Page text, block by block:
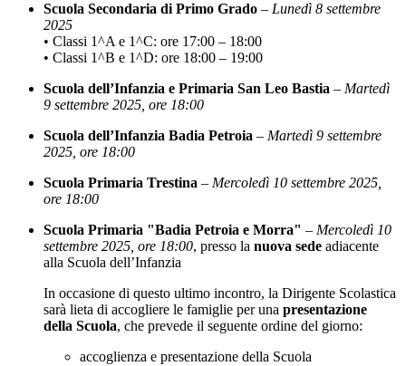
Scuola Secondaria di Primo Grado – Lunedì 8 settembre
2025
• Classi 1^A e 1^C: ore 17:00 – 18:00
• Classi 1^B e 1^D: ore 18:00 – 19:00
Scuola dell’Infanzia e Primaria San Leo Bastia – Martedì
9 settembre 2025, ore 18:00
Scuola dell’Infanzia Badia Petroia – Martedì 9 settembre
2025, ore 18:00
Scuola Primaria Trestina – Mercoledì 10 settembre 2025,
ore 18:00
Scuola Primaria "Badia Petroia e Morra" – Mercoledì 10
settembre 2025, ore 18:00, presso la nuova sede adiacente
alla Scuola dell’Infanzia
In occasione di questo ultimo incontro, la Dirigente Scolastica
sarà lieta di accogliere le famiglie per una presentazione
della Scuola, che prevede il seguente ordine del giorno:
accoglienza e presentazione della Scuola